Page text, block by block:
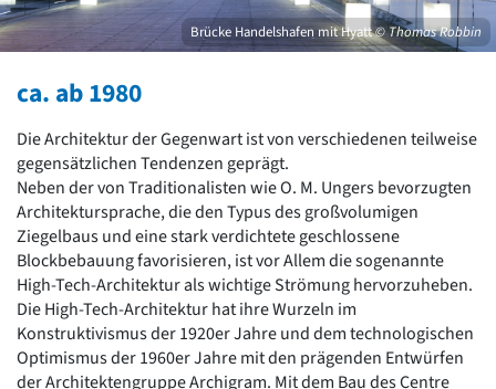
David Chipperfield
Harald Deilmann
Gottfried Böhm
Schneider von Esleben
Peter Behrens
Auszeichnung vorbildlicher Bauten NRW 2020
Big Beautiful Buildings (Großbauten der Nachkriegszeit)
Epochen
Gesamtübersicht...
Gegenwart
Postmoderne
1950er-70er Jahre
Moderne
Reformarchitektur
Jugendstil
Brücke Handelshafen mit Hyatt© Thomas Robbin
ca. ab 1980
Die Architektur der Gegenwart ist von verschiedenen teilweise
gegensätzlichen Tendenzen geprägt.
Neben der von Traditionalisten wie O. M. Ungers bevorzugten
Architektursprache, die den Typus des großvolumigen
Ziegelbaus und eine stark verdichtete geschlossene
Blockbebauung favorisieren, ist vor Allem die sogenannte
High-Tech-Architektur als wichtige Strömung hervorzuheben.
Die High-Tech-Architektur hat ihre Wurzeln im
Konstruktivismus der 1920er Jahre und dem technologischen
Optimismus der 1960er Jahre mit den prägenden Entwürfen
der Architektengruppe Archigram. Mit dem Bau des Centre